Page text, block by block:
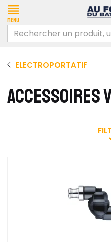
Menu
ELECTROPORTATIF
ACCESSOIRES